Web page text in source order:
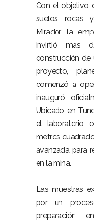
Con el objetivo
suelos, rocas
Mirador, la
invirtió más
construcción de
proyecto,
comenzó a
inauguró
Ubicado en
el laboratorio
metros
avanzada para
en la mina.
Las muestras
por un
preparación,